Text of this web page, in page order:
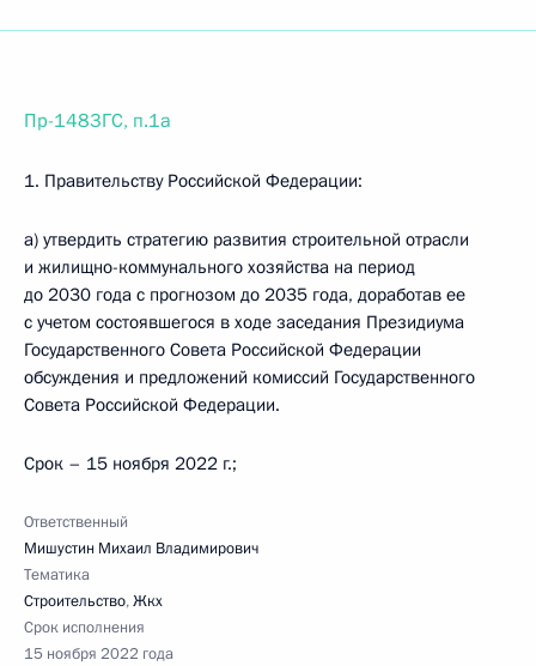
Пр-1483ГС, п.1а
1. Правительству Российской Федерации:
а) утвердить стратегию развития строительной отрасли
и жилищно-коммунального хозяйства на период
до 2030 года с прогнозом до 2035 года, доработав ее
с учетом состоявшегося в ходе заседания Президиума
Государственного Совета Российской Федерации
обсуждения и предложений комиссий Государственного
Совета Российской Федерации.
Срок – 15 ноября 2022 г.;
Ответственный
Мишустин Михаил Владимирович
Тематика
Строительство,Жкх
Срок исполнения
15 ноября 2022 года